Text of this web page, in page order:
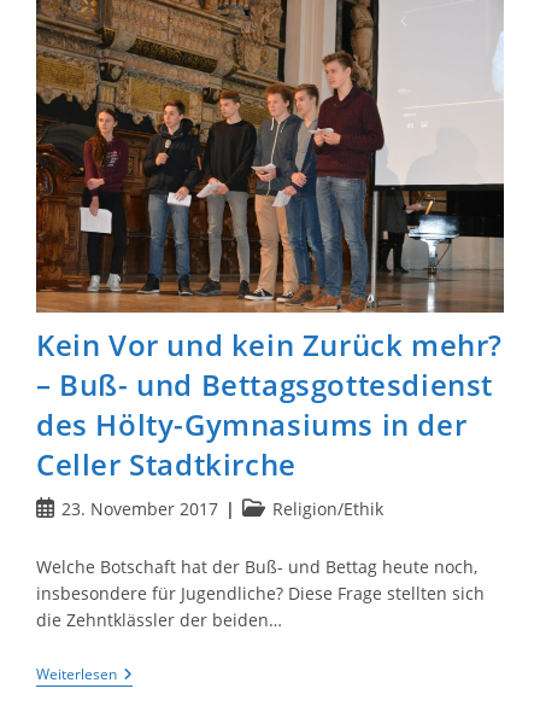
In
Celle
Kein Vor und kein Zurück mehr?
– Buß- und Bettagsgottesdienst
des Hölty-Gymnasiums in der
Celler Stadtkirche
Beitrag
23. November 2017
Beitrags-
Religion/Ethik
Welche Botschaft hat der Buß- und Bettag heute noch,
insbesondere für Jugendliche? Diese Frage stellten sich
die Zehntklässler der beiden…
WeiterlesenKein
Vor